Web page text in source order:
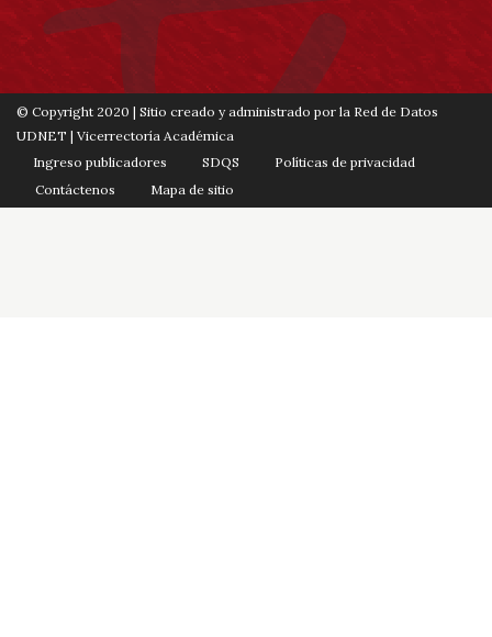
© Copyright 2020 | Sitio creado y administrado por la Red de Datos
UDNET | Vicerrectoría Académica
Ingreso publicadores
SDQS
Políticas de privacidad
Contáctenos
Mapa de sitio